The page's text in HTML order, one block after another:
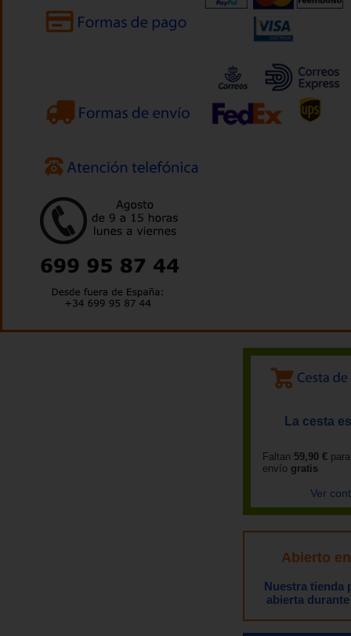
La cesta
Faltan 59,90 €
envío gratis
Ver
Abierto
Nuestra tienda
abierta